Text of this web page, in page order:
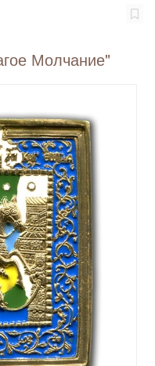
Молчание"